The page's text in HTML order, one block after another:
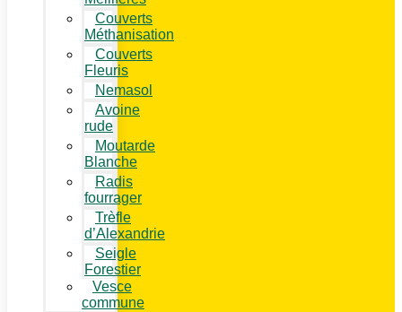
Couverts
Méthanisation
Couverts
Fleuris
Nemasol
Avoine
rude
Moutarde
Blanche
Radis
fourrager
Trèfle
d’Alexandrie
Seigle
Forestier
Vesce
commune